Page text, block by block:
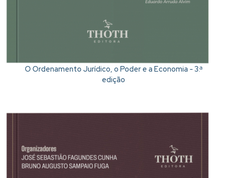
O Ordenamento Jurídico, o Poder e a Economia - 3.ª
edição